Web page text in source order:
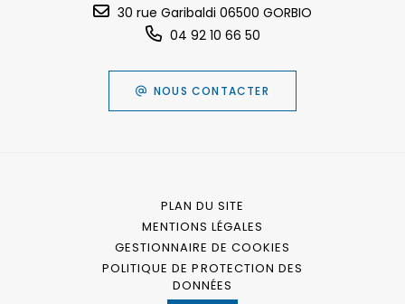
30 rue Garibaldi 06500 GORBIO
04 92 10 66 50
NOUS CONTACTER
PLAN DU SITE
MENTIONS LÉGALES
GESTIONNAIRE DE COOKIES
POLITIQUE DE PROTECTION DES
DONNÉES